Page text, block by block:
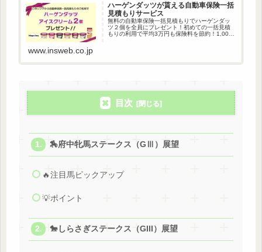
ハーゲンダッツが貰える自動車保険一括
見積もりサービス
無料の自動車保険一括見積もりでハーゲンダッ
ツ２個を全員にプレゼント！初めての一括見積
もりの利用で平均3万円も保険料を節約！1,000
www.insweb.co.jp
目次
🏇府中牝馬ステークス（GⅢ）展望
🔥注目馬ピックアップ
💡ポイント
🐎しらさぎステークス（GIII）展望